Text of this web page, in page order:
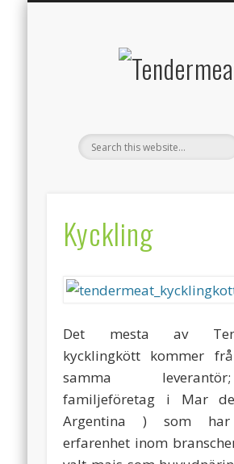
Kyckling
Det mesta av
kycklingkött kommer
samma
familjeföretag i Mar
Argentina ) som har
erfarenhet inom